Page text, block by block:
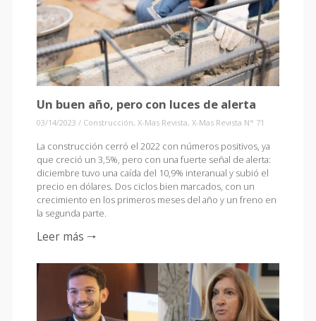
Un buen año, pero con luces de alerta
03/14/2023 / Construcción, X-Mas Revista, X-Mas Revista N° 71
La construcción cerró el 2022 con números positivos, ya
que creció un 3,5%, pero con una fuerte señal de alerta:
diciembre tuvo una caída del 10,9% interanual y subió el
precio en dólares. Dos ciclos bien marcados, con un
crecimiento en los primeros meses del año y un freno en
la segunda parte.
Leer más 🠒